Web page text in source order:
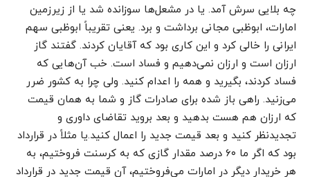
چه بلایی سرش آمد. یا در مشعل‌ها سوزانده شد یا از زیرزمین
امارات، ابوظبی مجانی برداشت و برد. یعنی تقریباً ابوظبی سهم
ایرانی را خالی کرد و این کاری بود که آقایان کردند. گفتند گاز
ارزان است و ارزان نمی‌دهیم و فساد است. خب آن‌هایی که
فساد کردند، بگیرید و همه را اعدام کنید. ولی چرا به کشور ضرر
می‌زنید. راهی باز شده برای صادرات گاز و شما به همان قیمت
که ارزان هم هست بدهید و بعد بروید تقاضای داوری و
تجدیدنظر کنید و بعد قیمت جدید را اعمال کنید.یا مثلاً در قرارداد
بود که اگر ما ۶۰ درصد مقدار گازی که به کرسنت فروختیم، به
هر خریدار دیگر در امارات می‌فروختیم، آن قیمت جدید در قرارداد